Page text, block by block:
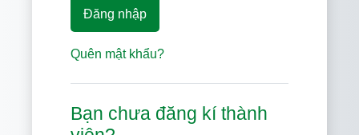
Đăng nhập
Quên mật khẩu?
Bạn chưa đăng kí thành